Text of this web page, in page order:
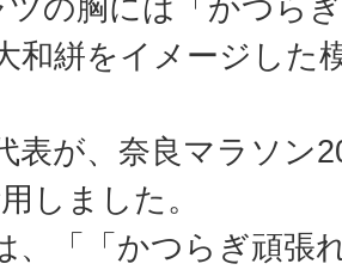
ツの胸には「かつら
和絣をイメージした
表が、奈良マラソン
しました。
、「「かつらぎ頑張